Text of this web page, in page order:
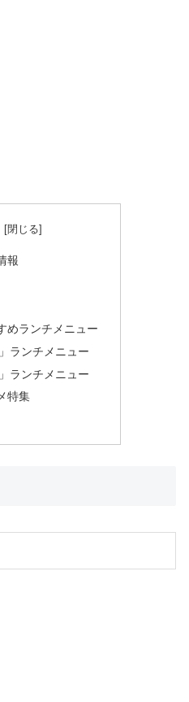
報
めランチメニュー
ランチメニュー
ランチメニュー
特集